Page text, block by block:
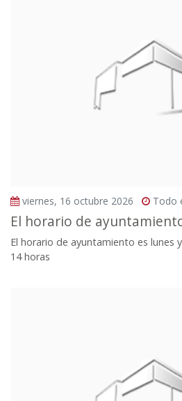
viernes, 16 octubre 2026 Todo
El horario de
El horario de ayuntamiento es lunes
14 horas